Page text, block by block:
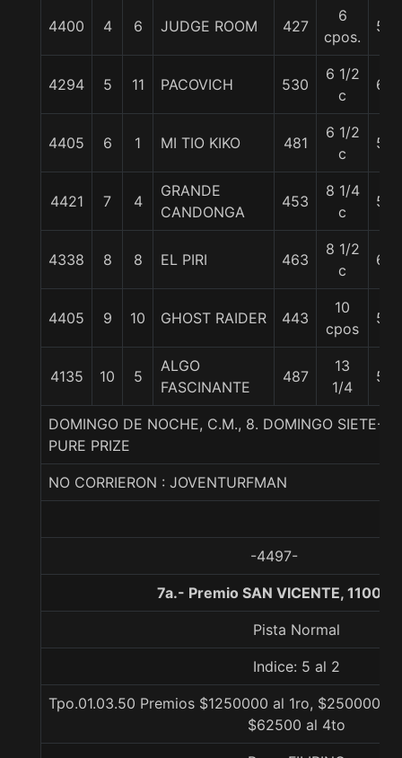
4400 4 6 JUDGE ROOM 427
6
cpos.
54
4294 5 11 PACOVICH 530
6 1/2
c
65
4405 6 1 MI TIO KIKO 481
6 1/2
c
59
4421 7 4
GRANDE
CANDONGA
453
8 1/4
c
58
4338 8 8 EL PIRI 463
8 1/2
c
60
4405 9 10 GHOST RAIDER 443
10
cpos
56
4135 10 5
ALGO
FASCINANTE
487
13
1/4
54
DOMINGO DE NOCHE, C.M., 8. DOMINGO SIETE-
PURE PRIZE
NO CORRIERON : JOVENTURFMAN
-4497-
7a.- Premio SAN VICENTE, 1100
Pista Normal
Indice: 5 al 2
Tpo.01.03.50 Premios $1250000 al 1ro, $250000
$62500 al 4to